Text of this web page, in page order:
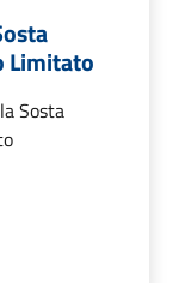
Limitato
Sosta